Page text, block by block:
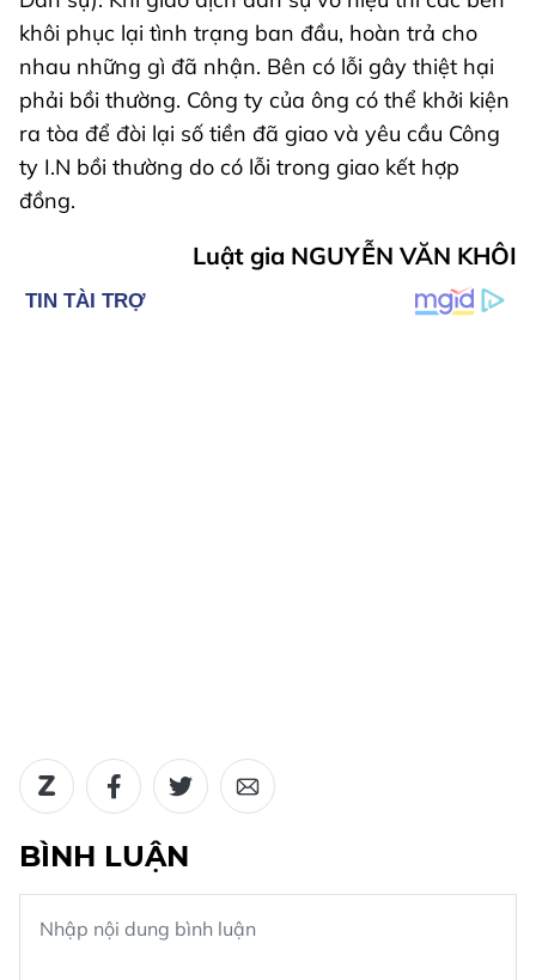
khôi phục lại tình trạng ban đầu, hoàn trả cho
nhau những gì đã nhận. Bên có lỗi gây thiệt hại
phải bồi thường. Công ty của ông có thể khởi kiện
ra tòa để đòi lại số tiền đã giao và yêu cầu Công
ty I.N bồi thường do có lỗi trong giao kết hợp
đồng.
Luật gia NGUYỄN VĂN KHÔI
BÌNH LUẬN